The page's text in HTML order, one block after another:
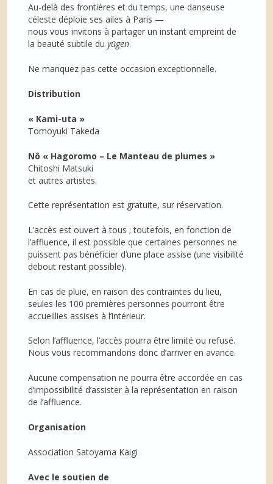
Au-delà des frontières et du temps, une danseuse
céleste déploie ses ailes à Paris —
nous vous invitons à partager un instant empreint de
la beauté subtile du yūgen.
Ne manquez pas cette occasion exceptionnelle.
Distribution
« Kami-uta »
Tomoyuki Takeda
Nô « Hagoromo – Le Manteau de plumes »
Chitoshi Matsuki
et autres artistes.
Cette représentation est gratuite, sur réservation.
L’accès est ouvert à tous ; toutefois, en fonction de
l’affluence, il est possible que certaines personnes ne
puissent pas bénéficier d’une place assise (une visibilité
debout restant possible).
En cas de pluie, en raison des contraintes du lieu,
seules les 100 premières personnes pourront être
accueillies assises à l’intérieur.
Selon l’affluence, l’accès pourra être limité ou refusé.
Nous vous recommandons donc d’arriver en avance.
Aucune compensation ne pourra être accordée en cas
d’impossibilité d’assister à la représentation en raison
de l’affluence.
Organisation
Association Satoyama Kaigi
Avec le soutien de